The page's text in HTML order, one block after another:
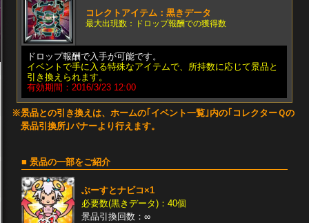
コレクトアイテム：黒きデータ
最大出現数：ドロップ報酬での獲得数
ドロップ報酬で入手が可能です。
イベントで手に入る特殊なアイテムで、所持数に応じて景品と
引き換えられます。
有効期間：2016/3/23 12:00
※景品との引き換えは、ホームの｢イベント一覧｣内の｢コレクターＱの
景品引換所｣バナーより行えます。
■ 景品の一部をご紹介
ぶーすとナビコ×1
必要数(黒きデータ)：40個
景品引換回数：∞